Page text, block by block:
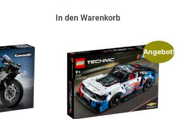
In den Warenkorb
Angebot!